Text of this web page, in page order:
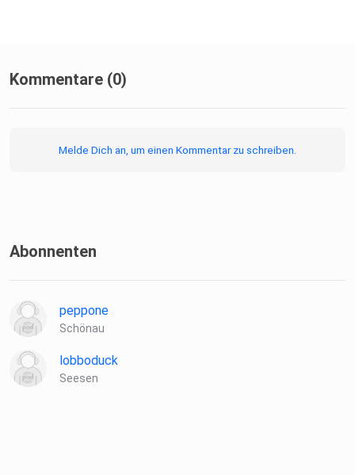
Kommentare (0)
Melde Dich an, um einen Kommentar zu schreiben.
Abonnenten
peppone
Schönau
lobboduck
Seesen